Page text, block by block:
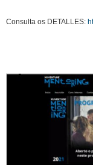
Consulta os DETALLES: